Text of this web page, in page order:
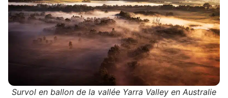
Survol en ballon de la vallée Yarra Valley en Australie